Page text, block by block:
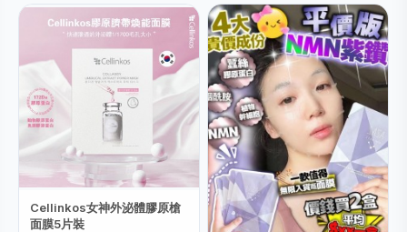
Cellinkos女神外泌體膠原槍
面膜5片裝